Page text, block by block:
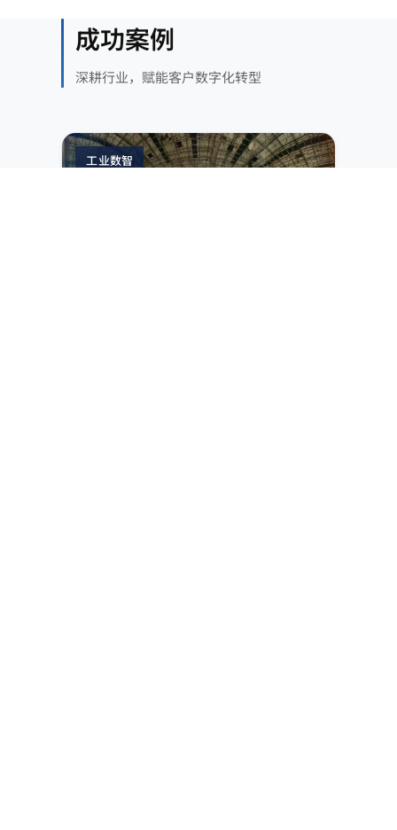
成功案例
深耕行业，赋能客户数字化转型
工业数智